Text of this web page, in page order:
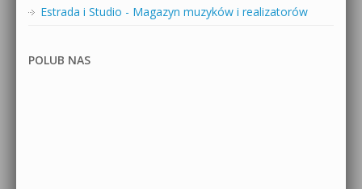
Estrada i Studio - Magazyn muzyków i realizatorów
POLUB NAS